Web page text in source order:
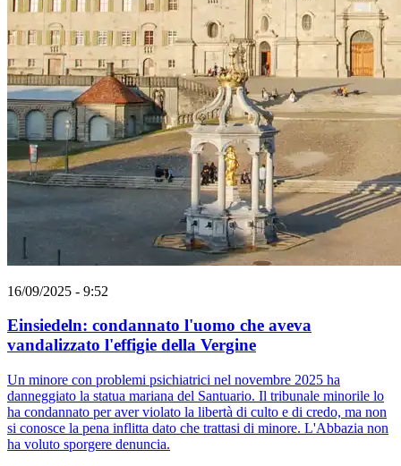
16/09/2025 - 9:52
Einsiedeln: condannato l'uomo che aveva
vandalizzato l'effigie della Vergine
Un minore con problemi psichiatrici nel novembre 2025 ha
danneggiato la statua mariana del Santuario. Il tribunale minorile lo
ha condannato per aver violato la libertà di culto e di credo, ma non
si conosce la pena inflitta dato che trattasi di minore. L'Abbazia non
ha voluto sporgere denuncia.